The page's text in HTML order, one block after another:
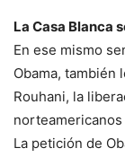
La Casa Blanca
En ese mismo
Obama, también
Rouhani, la
La petición de